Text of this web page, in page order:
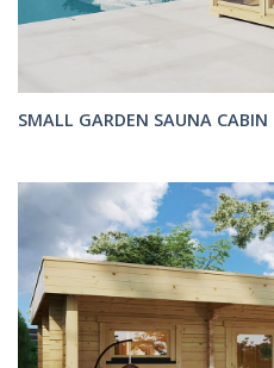
SMALL GARDEN SAUNA CABIN